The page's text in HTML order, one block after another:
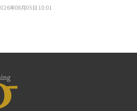
年08月05日 10:01